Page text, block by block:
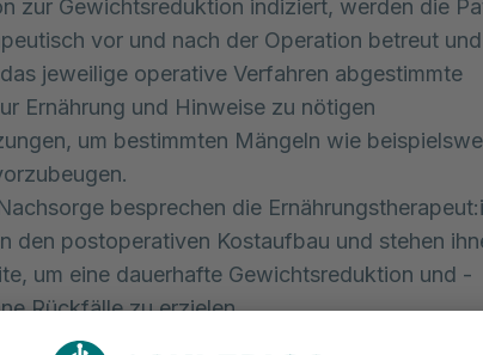
zur Gewichtsreduktion indiziert, werden die
vor und nach der Operation betreut
jeweilige operative Verfahren abgestimmte
Ernährung und Hinweise zu nötigen
um bestimmten Mängeln wie
besprechen die
den postoperativen Kostaufbau und stehen
um eine dauerhafte Gewichtsreduktion und -
Rückfälle zu erzielen.